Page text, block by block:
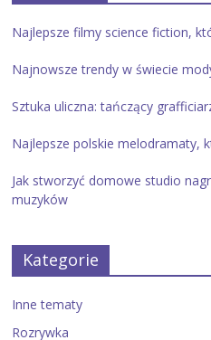
Najlepsze filmy science fiction,
Najnowsze trendy w świecie
Sztuka uliczna: tańczący
Najlepsze polskie melodramaty,
Jak stworzyć domowe studio
muzyków
Kategorie
Inne tematy
Rozrywka